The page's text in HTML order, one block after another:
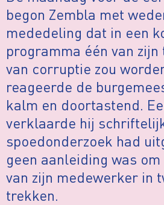
begon Zembla met
mededeling dat in een
programma één van
van corruptie zou
reageerde de
kalm en doortastend.
verklaarde hij
spoedonderzoek had
geen aanleiding was
van zijn medewerker in
trekken.